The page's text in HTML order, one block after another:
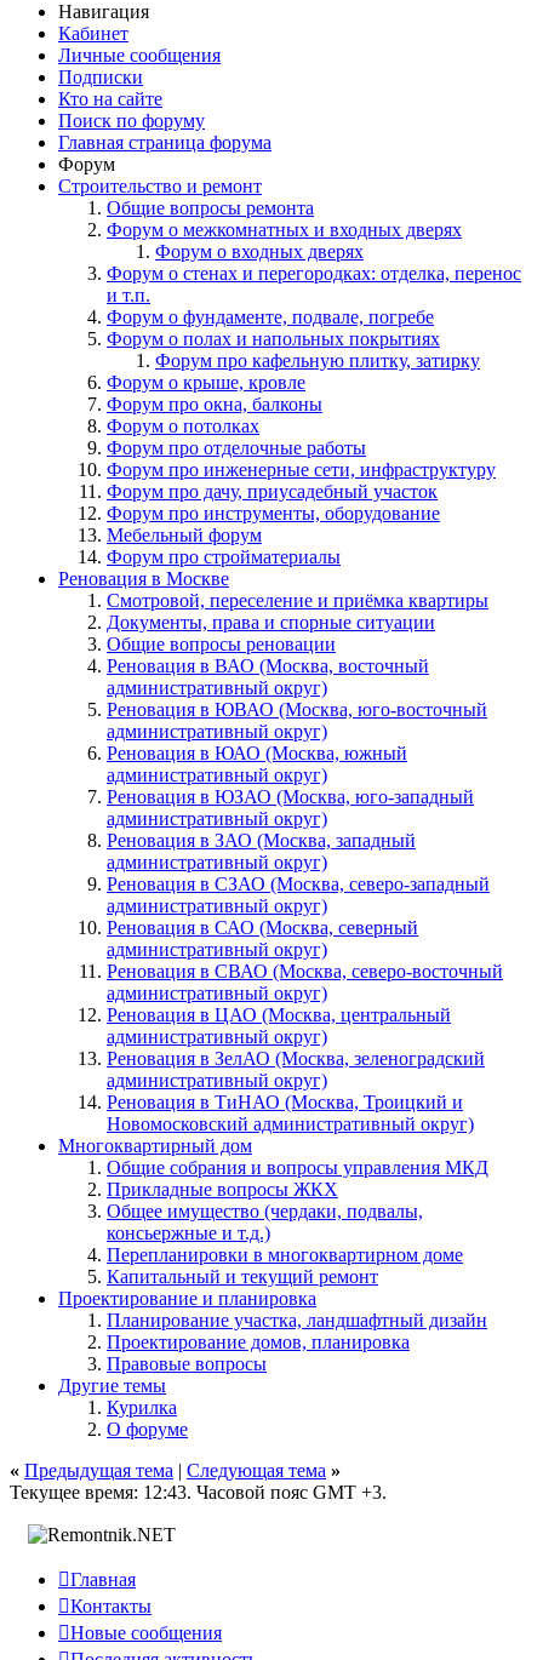
Навигация
Кабинет
Личные сообщения
Подписки
Кто на сайте
Поиск по форуму
Главная страница форума
Форум
Строительство и ремонт
Общие вопросы ремонта
Форум о межкомнатных и входных дверях
Форум о входных дверях
Форум о стенах и перегородках: отделка, перенос
и т.п.
Форум о фундаменте, подвале, погребе
Форум о полах и напольных покрытиях
Форум про кафельную плитку, затирку
Форум о крыше, кровле
Форум про окна, балконы
Форум о потолках
Форум про отделочные работы
Форум про инженерные сети, инфраструктуру
Форум про дачу, приусадебный участок
Форум про инструменты, оборудование
Мебельный форум
Форум про стройматериалы
Реновация в Москве
Смотровой, переселение и приёмка квартиры
Документы, права и спорные ситуации
Общие вопросы реновации
Реновация в ВАО (Москва, восточный
административный округ)
Реновация в ЮВАО (Москва, юго-восточный
административный округ)
Реновация в ЮАО (Москва, южный
административный округ)
Реновация в ЮЗАО (Москва, юго-западный
административный округ)
Реновация в ЗАО (Москва, западный
административный округ)
Реновация в СЗАО (Москва, северо-западный
административный округ)
Реновация в САО (Москва, северный
административный округ)
Реновация в СВАО (Москва, северо-восточный
административный округ)
Реновация в ЦАО (Москва, центральный
административный округ)
Реновация в ЗелАО (Москва, зеленоградский
административный округ)
Реновация в ТиНАО (Москва, Троицкий и
Новомосковский административный округ)
Многоквартирный дом
Общие собрания и вопросы управления МКД
Прикладные вопросы ЖКХ
Общее имущество (чердаки, подвалы,
консьержные и т.д.)
Перепланировки в многоквартирном доме
Капитальный и текущий ремонт
Проектирование и планировка
Планирование участка, ландшафтный дизайн
Проектирование домов, планировка
Правовые вопросы
Другие темы
Курилка
О форуме
« Предыдущая тема | Следующая тема »
Текущее время: 12:43. Часовой пояс GMT +3.
Главная
Контакты
Новые сообщения